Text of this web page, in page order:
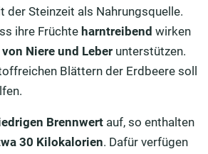
der Steinzeit als Nahrungsquelle.
ihre Früchte harntreibend wirken
Niere und Leber unterstützen.
Blättern der Erdbeere soll
Brennwert auf, so enthalten
30 Kilokalorien. Dafür verfügen